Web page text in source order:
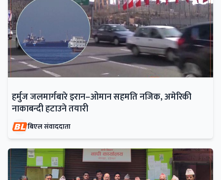
हर्मुज जलमार्गबारे इरान–ओमान सहमति नजिक, अमेरिकी
नाकाबन्दी हटाउने तयारी
बिएल संवाददाता